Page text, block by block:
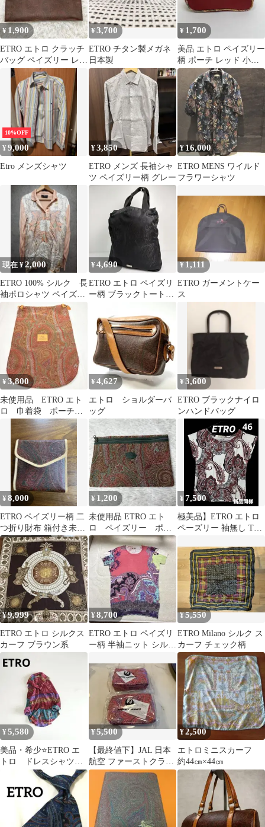
¥ 1,900
ETRO エトロ クラッチ
バッグ ペイズリー レザ
¥3,700
ETRO チタン製メガネ
日本製
¥ 1,700
美品 エトロ ペイズリー
柄 ポーチ レッド 小物
入れ
10%OFF
¥9,000
Etro メンズシャツ
¥3,850
ETRO メンズ 長袖シャ
ツ ペイズリー柄 グレー
¥16,000
ETRO MENS ワイルド
フラワーシャツ
現在 ¥2,000
ETRO 100% シルク 長
袖ポロシャツ ペイズリ
ー柄 ピンク
¥4,690
ETRO エトロ ペイズリ
ー柄 ブラックトートバ
¥1,111
ETRO ガーメントケー
ス
¥3,800
未使用品 ETRO エト
ロ 巾着袋 ポーチ
ペイズリー柄
¥ 4,627
エトロ ショルダーバ
ッグ
¥3,600
ETRO ブラックナイロ
ンハンドバッグ
¥8,000
ETRO ペイズリー柄 二
つ折り財布 箱付き未使
用
¥ 1,200
未使用品 ETRO エト
ロ ペイズリー ポー
チ
¥7,500
極美品】ETRO エトロ
ペーズリー 袖無し Tシ
¥9,999
ETRO エトロ シルクス
カーフ ブラウン系
¥8,700
ETRO エトロ ペイズリ
ー柄 半袖ニット シルク
¥5,550
ETRO Milano シルク ス
カーフ チェック柄
¥5,580
美品・希少⭐️ETRO エ
トロ ドレスシャツ
総柄 ボタニカル ス
トレッチ 46
¥5,500
【最終値下】JAL 日本
航空 ファーストクラス
ETRO アメニティポー
チ 2個
¥2,500
エトロミニスカーフ
約44㎝×44㎝